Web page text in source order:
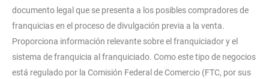
documento legal que se presenta a los posibles compradores de
franquicias en el proceso de divulgación previa a la venta.
Proporciona información relevante sobre el franquiciador y el
sistema de franquicia al franquiciado. Como este tipo de negocios
está regulado por la Comisión Federal de Comercio (FTC, por sus